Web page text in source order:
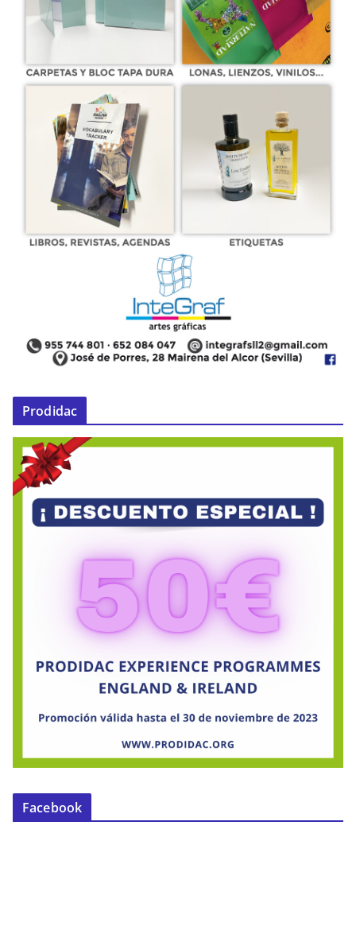
Prodidac
Facebook